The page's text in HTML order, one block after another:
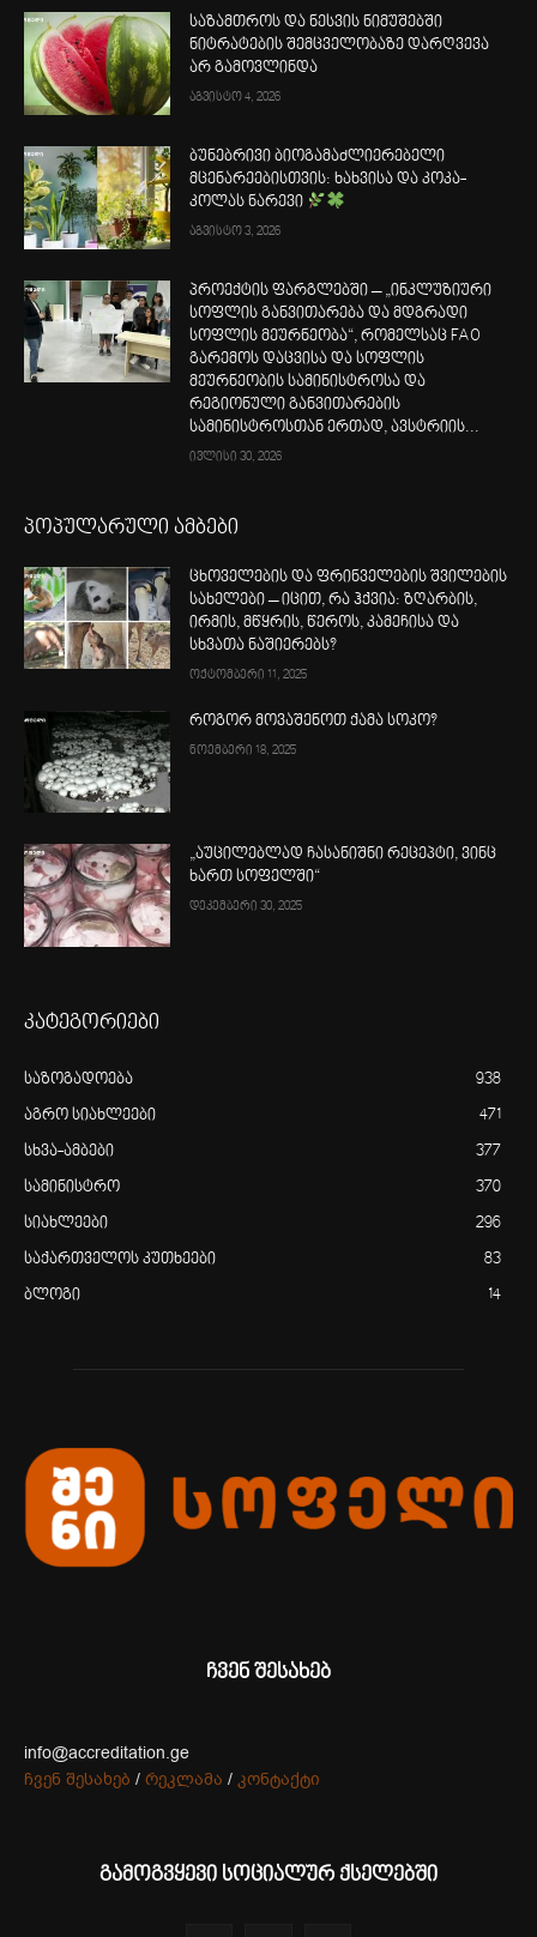
საზამთროს და ნესვის ნიმუშებში
ნიტრატების შემცველობაზე დარღვევა
არ გამოვლინდა
აგვისტო 4, 2026
ბუნებრივი ბიოგამაძლიერებელი
მცენარეებისთვის: ხახვისა და კოკა-
კოლას ნარევი
აგვისტო 3, 2026
პროექტის ფარგლებში – „ინკლუზიური
სოფლის განვითარება და მდგრადი
სოფლის მეურნეობა“, რომელსაც FAO
გარემოს დაცვისა და სოფლის
მეურნეობის სამინისტროსა და
რეგიონული განვითარების
სამინისტროსთან ერთად, ავსტრიის...
ივლისი 30, 2026
პოპულარული ამბები
ცხოველების და ფრინველების შვილების
სახელები – იცით, რა ჰქვია: ზღარბის,
ირმის, მწყრის, წეროს, კამეჩისა და
სხვათა ნაშიერებს?
ოქტომბერი 11, 2025
როგორ მოვაშენოთ ქამა სოკო?
ნოემბერი 18, 2025
„აუცილებლად ჩასანიშნი რეცეპტი, ვინც
ხართ სოფელში“
დეკემბერი 30, 2025
კატეგორიები
საზოგადოება 938
აგრო სიახლეები 471
სხვა-ამბები 377
სამინისტრო 370
სიახლეები 296
საქართველოს კუთხეები 83
ბლოგი 14
ჩვენ შესახებ
info@accreditation.ge
ჩვენ შესახებ / რეკლამა / კონტაქტი
გამოგვყევი სოციალურ ქსელებში